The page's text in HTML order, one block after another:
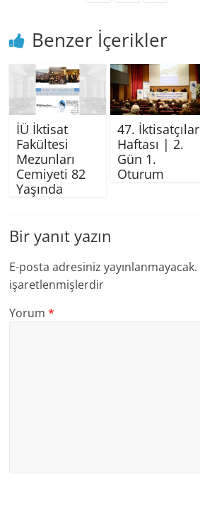
Benzer İçerikler
İÜ İktisat
Fakültesi
Mezunları
Cemiyeti 82
Yaşında
47. İktisatçılar
Haftası | 2.
Gün 1.
Oturum
Bir yanıt yazın
E-posta adresiniz yayınlanmayacak.
işaretlenmişlerdir
Yorum*